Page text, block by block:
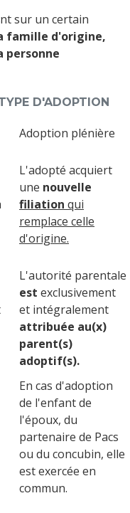
sur un certain
famille d'origine,
personne
D'ADOPTION
Adoption plénière
L'adopté acquiert
une nouvelle
filiation qui
remplace celle
d'origine.
L'autorité parentale
est exclusivement
et intégralement
attribuée au(x)
parent(s)
adoptif(s).
En cas d'adoption
de l'enfant de
l'époux, du
partenaire de Pacs
ou du concubin, elle
est exercée en
commun.